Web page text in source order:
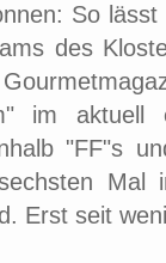
So
des
im aktuell
"FF"s
Erst seit